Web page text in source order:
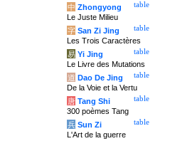
table
中 Zhongyong
Le Juste Milieu
table
字 San Zi Jing
Les Trois Caractères
table
易 Yi Jing
Le Livre des Mutations
table
道 Dao De Jing
De la Voie et la Vertu
table
唐 Tang Shi
300 poèmes Tang
table
兵 Sun Zi
L'Art de la guerre